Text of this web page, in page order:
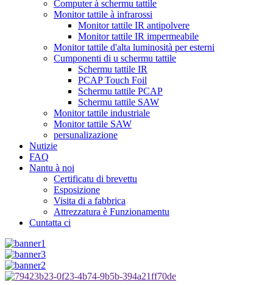
Computer à schermu tattile
Monitor tattile à infrarossi
Monitor tattile IR antipolvere
Monitor tattile IR impermeabile
Monitor tattile d'alta luminosità per esterni
Cumponenti di u schermu tattile
Schermu tattile IR
PCAP Touch Foil
Schermu tattile PCAP
Schermu tattile SAW
Monitor tattile industriale
Monitor tattile SAW
persunalizazione
Nutizie
FAQ
Nantu à noi
Certificatu di brevettu
Esposizione
Visita di a fabbrica
Attrezzatura è Funzionamentu
Cuntatta ci